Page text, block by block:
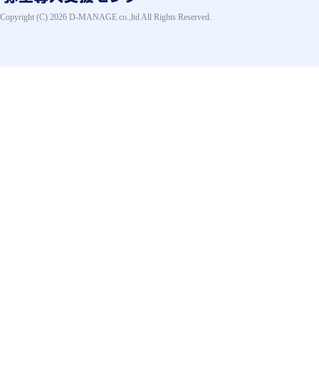
Copyright (C) 2026 D-MANAGE co.,ltd All Rights Reserved.